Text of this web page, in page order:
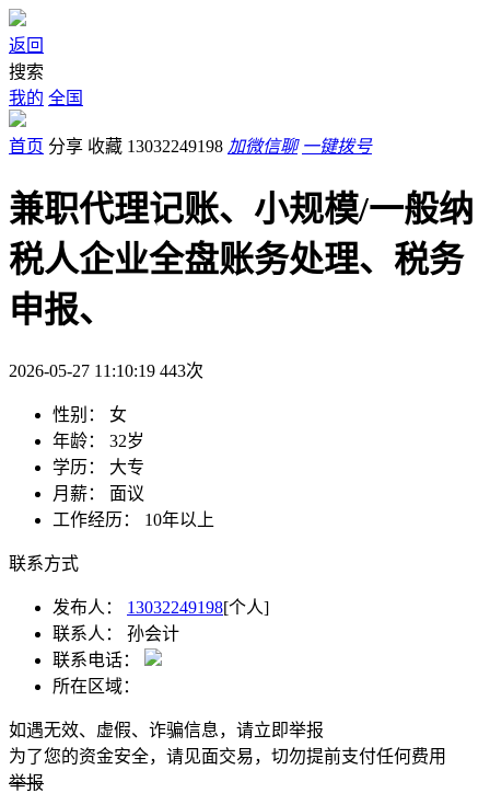
返回
搜索
我的 全国
首页 分享 收藏 13032249198 加微信聊 一键拨号
兼职代理记账、小规模/一般纳
税人企业全盘账务处理、税务
申报、
2026-05-27 11:10:19 443次
性别：
女
年龄：
32岁
学历：
大专
月薪：
面议
工作经历：
10年以上
联系方式
发布人： 13032249198[个人]
联系人：
孙会计
联系电话：
所在区域：
如遇无效、虚假、诈骗信息，请立即举报
为了您的资金安全，请见面交易，切勿提前支付任何费用
举报